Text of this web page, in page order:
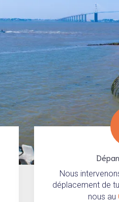
Nous
déplacement de
nous au